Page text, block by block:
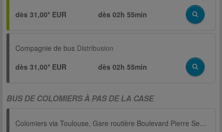
dès 31,00* EUR
dès02h 55min
Compagnie de bus Distribusion
dès 31,00* EUR
dès02h 55min
BUS DE COLOMIERS À PAS DE LA CASE
Colomiers via Toulouse, Gare routière Boulevard Pierre Semard